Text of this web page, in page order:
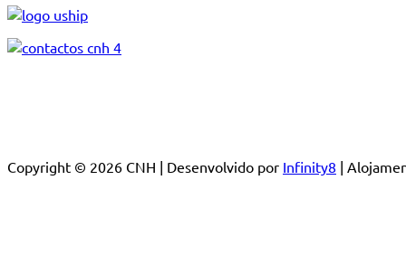
Copyright © 2026 CNH | Desenvolvido por Infinity8 |